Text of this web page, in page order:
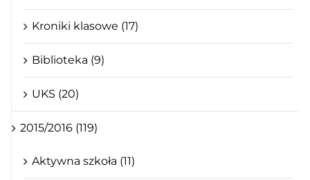
Kroniki klasowe (17)
Biblioteka (9)
UKS (20)
2015/2016 (119)
Aktywna szkoła (11)